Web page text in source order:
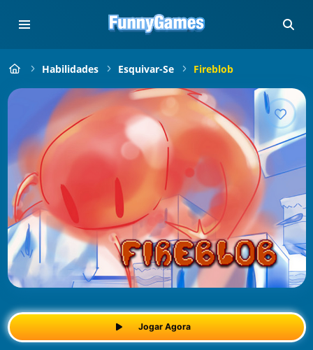
Habilidades Esquivar-Se Fireblob
Jogar Agora